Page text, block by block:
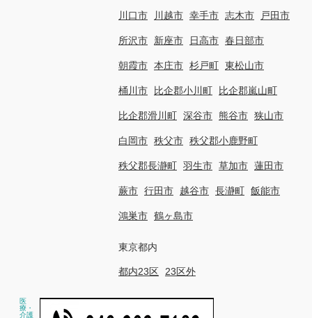
川口市 川越市 幸手市 志木市 戸田市
所沢市 新座市 日高市 春日部市
朝霞市 本庄市 杉戸町 東松山市
桶川市 比企郡小川町 比企郡嵐山町
比企郡滑川町 深谷市 熊谷市 狭山市
白岡市 秩父市 秩父郡小鹿野町
秩父郡長瀞町 羽生市 草加市 蓮田市
蕨市 行田市 越谷市 長瀞町 飯能市
鴻巣市 鶴ヶ島市
東京都内
都内23区 23区外
医
療・
介護